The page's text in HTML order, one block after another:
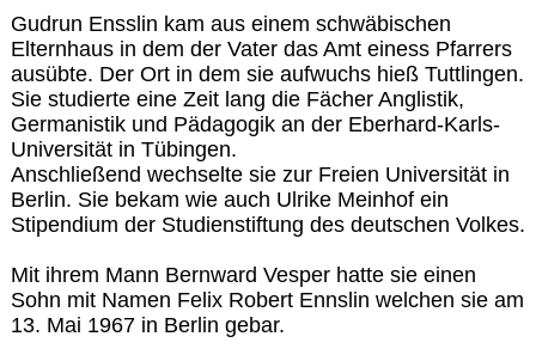
Gudrun Ensslin kam aus einem schwäbischen
Elternhaus in dem der Vater das Amt einess Pfarrers
ausübte. Der Ort in dem sie aufwuchs hieß Tuttlingen.
Sie studierte eine Zeit lang die Fächer Anglistik,
Germanistik und Pädagogik an der Eberhard-Karls-
Universität in Tübingen.
Anschließend wechselte sie zur Freien Universität in
Berlin. Sie bekam wie auch Ulrike Meinhof ein
Stipendium der Studienstiftung des deutschen Volkes.
Mit ihrem Mann Bernward Vesper hatte sie einen
Sohn mit Namen Felix Robert Ennslin welchen sie am
13. Mai 1967 in Berlin gebar.